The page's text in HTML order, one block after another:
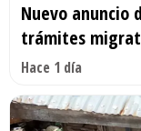
Nuevo anuncio
trámites
Hace 1 día